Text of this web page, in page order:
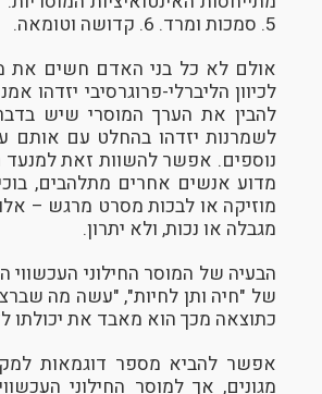
5. סמכות ומרד. 6. קדושה וטומאה.
אולם לא כל בני האדם חשים את
לכיוון הליברלי-פרוגרסיבי
להבין את הערך המוסרי שיש
לשמרנות יזדהו בהחלט עם אותם
נוספים. אפשר להשוות זאת
מדוע אנשים אחרים מתלהבים,
מוזיקה או לבכות מסרט מרגש –
מגבלה או נכות, ולא יתרון.
הבעיה של המוסר החילוני
של "חיה ותן לחיות", "עשה מה
כתוצאה מכך הוא מאבד את יכולתו
אפשר להביא מספר דוגמאות
מגונים, אך למוסר החילוני